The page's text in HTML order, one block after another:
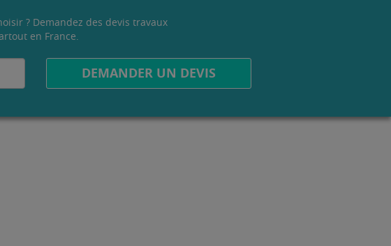
? Demandez des devis travaux
en France.
DEMANDER UN DEVIS